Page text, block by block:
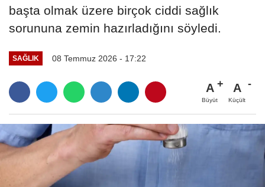
başta olmak üzere birçok ciddi sağlık
sorununa zemin hazırladığını söyledi.
SAĞLIK 08 Temmuz 2026 - 17:22
A
Büyüt
A
Küçült